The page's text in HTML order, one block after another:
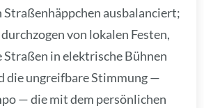
Straßenhäppchen ausbalanciert;
von lokalen Festen,
Straßen in elektrische Bühnen
die ungreifbare Stimmung —
— die mit dem persönlichen